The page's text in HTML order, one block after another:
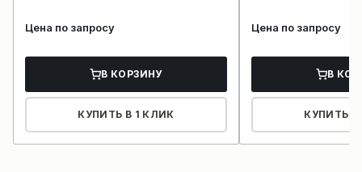
Цена по запросу
В КОРЗИНУ
КУПИТЬ В 1 КЛИК
Цена по запросу
В
КУПИТЬ В